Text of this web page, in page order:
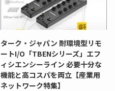
ターク・ジャパン 耐環境型リモ
ートI/O「TBENシリーズ」エフ
ィシエンシーライン 必要十分な
機能と高コスパを両立【産業用
ネットワーク特集】